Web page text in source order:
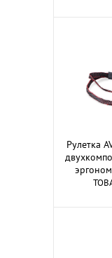
Рулетка